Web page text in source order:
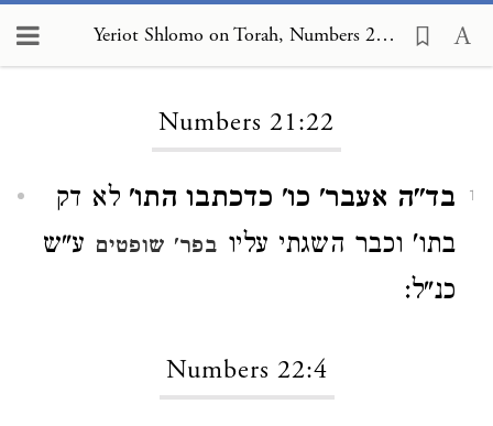
Yeriot Shlomo on Torah, Numbers 21:22
Numbers 21:22
1 בד"ה אעבר' כו' כדכתבו התו' לא דק
בתו' וכבר השגתי עליו בפר' שופטים ע"ש
כנ"ל:
Numbers 22:4